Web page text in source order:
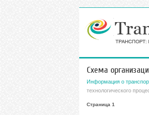
Схема
Информация о
технологического
Страница 1